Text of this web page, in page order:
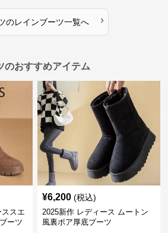
のレインブーツ一覧へ ›
のおすすめアイテム
スエ
ーツ
¥6,200 (税込)
2025新作 レディース ムートン
風裏ボア厚底ブーツ